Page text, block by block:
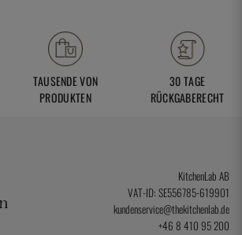
TAUSENDE VON
PRODUKTEN
30 TAGE
RÜCKGABERECHT
KitchenLab AB
VAT-ID: SE556785-619901
kundenservice@thekitchenlab.de
+46 8 410 95 200